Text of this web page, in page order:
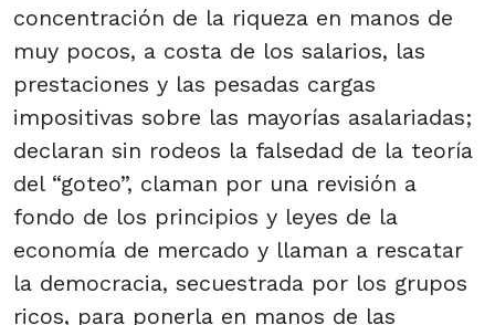
concentración de la riqueza en manos de
muy pocos, a costa de los salarios, las
prestaciones y las pesadas cargas
impositivas sobre las mayorías asalariadas;
declaran sin rodeos la falsedad de la teoría
del “goteo”, claman por una revisión a
fondo de los principios y leyes de la
economía de mercado y llaman a rescatar
la democracia, secuestrada por los grupos
ricos, para ponerla en manos de las